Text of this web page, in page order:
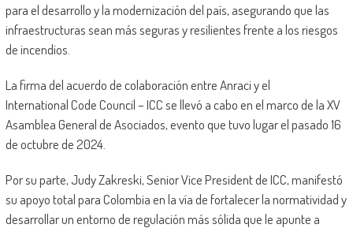
para el desarrollo y la modernización del país, asegurando que las
infraestructuras sean más seguras y resilientes frente a los riesgos
de incendios.
La firma del acuerdo de colaboración entre Anraci y el
International Code Council – ICC se llevó a cabo en el marco de la XV
Asamblea General de Asociados, evento que tuvo lugar el pasado 16
de octubre de 2024.
Por su parte, Judy Zakreski, Senior Vice President de ICC, manifestó
su apoyo total para Colombia en la vía de fortalecer la normatividad y
desarrollar un entorno de regulación más sólida que le apunte a